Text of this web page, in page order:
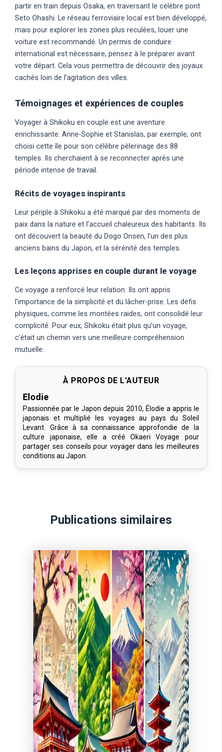
partir en train depuis Osaka, en traversant le célèbre pont
Seto Ohashi. Le réseau ferroviaire local est bien développé,
mais pour explorer les zones plus reculées, louer une
voiture est recommandé. Un permis de conduire
international est nécessaire, pensez à le préparer avant
votre départ. Cela vous permettra de découvrir des joyaux
cachés loin de l’agitation des villes.
Témoignages et expériences de couples
Voyager à Shikoku en couple est une aventure
enrichissante. Anne-Sophie et Stanislas, par exemple, ont
choisi cette île pour son célèbre pèlerinage des 88
temples. Ils cherchaient à se reconnecter après une
période intense de travail.
Récits de voyages inspirants
Leur périple à Shikoku a été marqué par des moments de
paix dans la nature et l’accueil chaleureux des habitants. Ils
ont découvert la beauté du Dogo Onsen, l’un des plus
anciens bains du Japon, et la sérénité des temples.
Les leçons apprises en couple durant le voyage
Ce voyage a renforcé leur relation. Ils ont appris
l’importance de la simplicité et du lâcher-prise. Les défis
physiques, comme les montées raides, ont consolidé leur
complicité. Pour eux, Shikoku était plus qu’un voyage,
c’était un chemin vers une meilleure compréhension
mutuelle.
À PROPOS DE L'AUTEUR
Elodie
Passionnée par le Japon depuis 2010, Élodie a appris le
japonais et multiplié les voyages au pays du Soleil
Levant. Grâce à sa connaissance approfondie de la
culture japonaise, elle a créé Okaeri Voyage pour
partager ses conseils pour voyager dans les meilleures
conditions au Japon.
Publications similaires